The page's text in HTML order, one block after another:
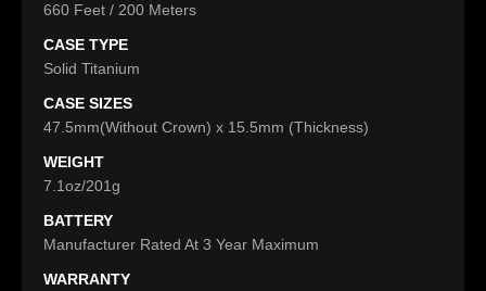
660 Feet / 200 Meters
CASE TYPE
Solid Titanium
CASE SIZES
47.5mm(Without Crown) x 15.5mm (Thickness)
WEIGHT
7.1oz/201g
BATTERY
Manufacturer Rated At 3 Year Maximum
WARRANTY